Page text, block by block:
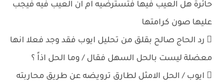
حائرة هل العيب فيها فتسترضيه ام ان العيب فيه فيجب
عليها صون كرامتها
 رد الحاج صالح بقلق من تحليل ايوب فقد وجد فعلا انها
معضلة ليست بالحل السهل فقال / وما الحل اذاً ؟
 ايوب / الحل الامثل لطارق ترويضه عن طريق محاربته